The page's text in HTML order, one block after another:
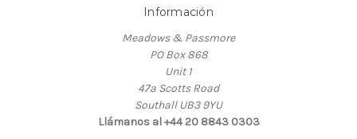
Información
Meadows & Passmore
PO Box 868
Unit 1
47a Scotts Road
Southall UB3 9YU
Llámanos al +44 20 8843 0303